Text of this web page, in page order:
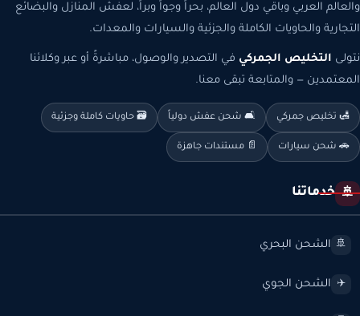
والعالم العربي وباقي دول العالم، بحراً وجواً وبراً، لعفش المنازل والبضائع
التجارية والحاويات الكاملة والجزئية والسيارات والمعدات.
نتولى التخليص الجمركي في التصدير والوصول، مباشرةً أو عبر وكلائنا
المعتمدين — والمتابعة تبقى معنا.
🛃 تخليص جمركي 🛋️ شحن عفش دولياً 🗃️ حاويات كاملة وجزئية
🚗 شحن سيارات 📄 مستندات جاهزة
🚢 خدماتنا
🚢 الشحن البحري
✈️ الشحن الجوي